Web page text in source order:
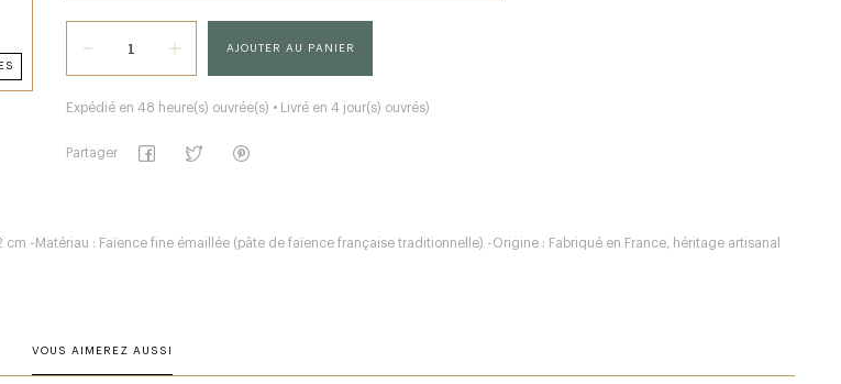
AJOUTER AU PANIER
Expédié en 48 heure(s) ouvrée(s) • Livré en 4 jour(s) ouvrés)
Partager
-Matériau : Faïence fine émaillée (pâte de faïence française traditionnelle) -Origine : Fabriqué en France, héritage artisanal
VOUS AIMEREZ AUSSI